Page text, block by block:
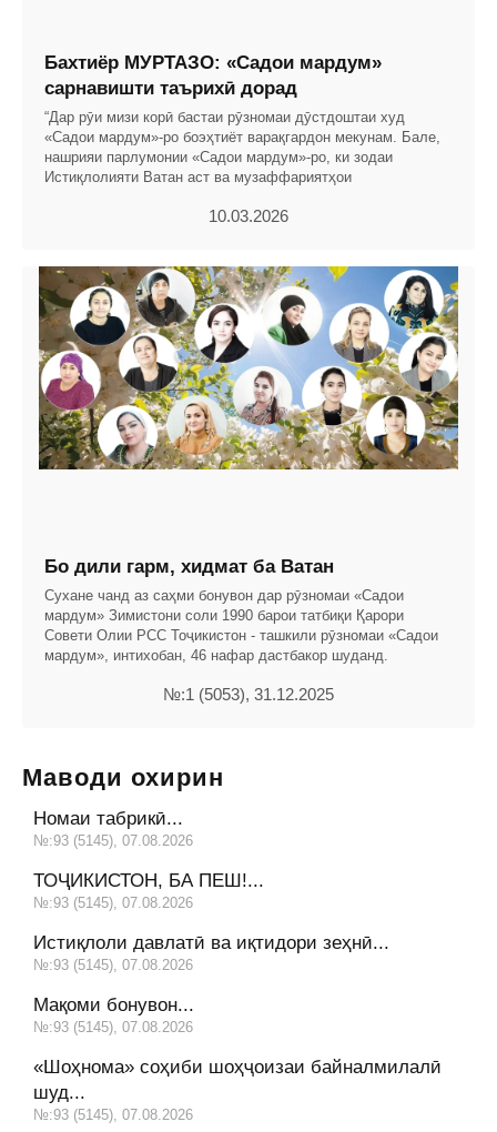
Бахтиёр МУРТАЗО: «Садои мардум»
сарнавишти таърихӣ дорад
“Дар рӯи мизи корӣ бастаи рӯзномаи дӯстдоштаи худ
«Садои мардум»-ро боэҳтиёт варақгардон мекунам. Бале,
нашрияи парлумонии «Садои мардум»-ро, ки зодаи
Истиқлолияти Ватан аст ва музаффариятҳои
10.03.2026
Бо дили гарм, хидмат ба Ватан
Сухане чанд аз саҳми бонувон дар рӯзномаи «Садои
мардум» Зимистони соли 1990 барои татбиқи Қарори
Совети Олии РСС Тоҷикис­тон - ташкили рӯзномаи «Садои
мардум», интихобан, 46 нафар дастбакор шуданд.
№:1 (5053), 31.12.2025
Маводи охирин
Номаи табрикӣ...
№:93 (5145), 07.08.2026
ТОҶИКИСТОН, БА ПЕШ!...
№:93 (5145), 07.08.2026
Истиқлоли давлатӣ ва иқтидори зеҳнӣ...
№:93 (5145), 07.08.2026
Мақоми бонувон...
№:93 (5145), 07.08.2026
«Шоҳнома» соҳиби шоҳҷоизаи байналмилалӣ
шуд...
№:93 (5145), 07.08.2026